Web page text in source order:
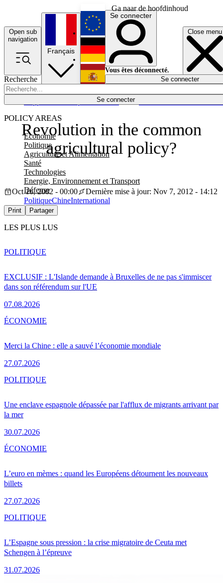
Ga naar de hoofdinhoud
Open sub
navigation
Close menu
Recherche
Se connecter
POLICY AREAS
Economie
Politique
Agriculture et Alimentation
Santé
Technologies
Energie, Environnement et Transport
Défense
Économie
Français
English
Deutsch
Español
Se connecter
Vous êtes déconnecté.
Se connecter
Revolution in the common
agricultural policy?
Oct 16, 2002 - 00:00
Dernière mise à jour: Nov 7, 2012 - 14:12
PolitiqueChineInternational
Print Partager
LES PLUS LUS
EXCLUSIF : L'Islande demande à Bruxelles de ne pas s'immiscer
dans son référendum sur l'UE
07.08.2026
POLITIQUE
Merci la Chine : elle a sauvé l’économie mondiale
27.07.2026
ÉCONOMIE
Une enclave espagnole dépassée par l'afflux de migrants arrivant par
la mer
30.07.2026
POLITIQUE
L’euro en mèmes : quand les Européens détournent les nouveaux
billets
27.07.2026
ÉCONOMIE
L’Espagne sous pression : la crise migratoire de Ceuta met
Schengen à l’épreuve
31.07.2026
POLITIQUE